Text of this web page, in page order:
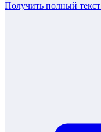
Получить полный текст